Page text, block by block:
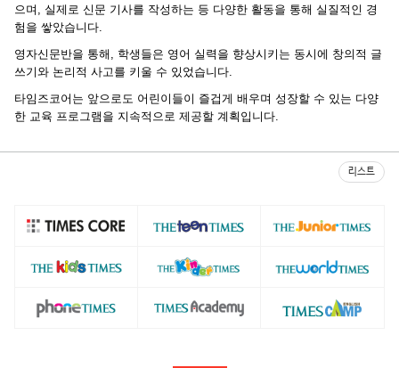
으며, 실제로 신문 기사를 작성하는 등 다양한 활동을 통해 실질적인 경
험을 쌓았습니다.
영자신문반을 통해, 학생들은 영어 실력을 향상시키는 동시에 창의적 글
쓰기와 논리적 사고를 키울 수 있었습니다.
타임즈코어는 앞으로도 어린이들이 즐겁게 배우며 성장할 수 있는 다양
한 교육 프로그램을 지속적으로 제공할 계획입니다.​
리스트